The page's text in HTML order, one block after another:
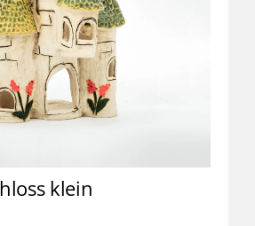
klein